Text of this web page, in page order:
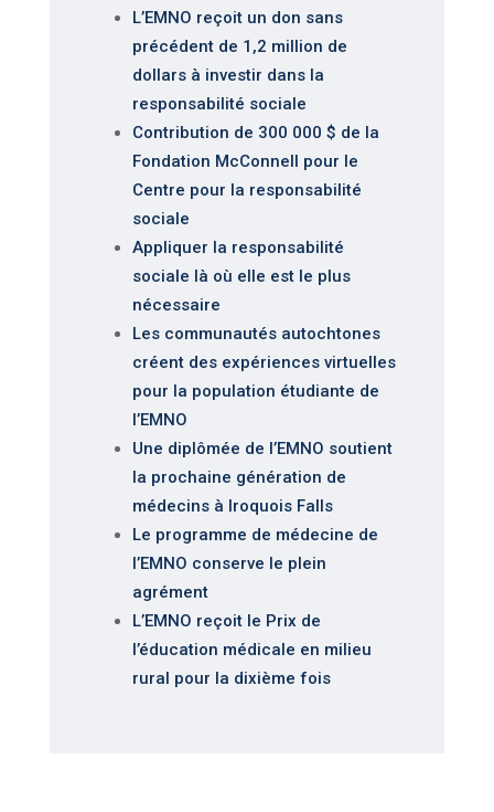
L’EMNO reçoit un don sans
précédent de 1,2 million de
dollars à investir dans la
responsabilité sociale
Contribution de 300 000 $ de la
Fondation McConnell pour le
Centre pour la responsabilité
sociale
Appliquer la responsabilité
sociale là où elle est le plus
nécessaire
Les communautés autochtones
créent des expériences virtuelles
pour la population étudiante de
l’EMNO
Une diplômée de l’EMNO soutient
la prochaine génération de
médecins à Iroquois Falls
Le programme de médecine de
l’EMNO conserve le plein
agrément
L’EMNO reçoit le Prix de
l’éducation médicale en milieu
rural pour la dixième fois